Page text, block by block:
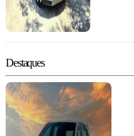
Destaques